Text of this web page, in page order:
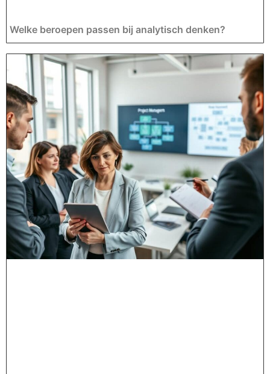
Welke beroepen passen bij analytisch denken?